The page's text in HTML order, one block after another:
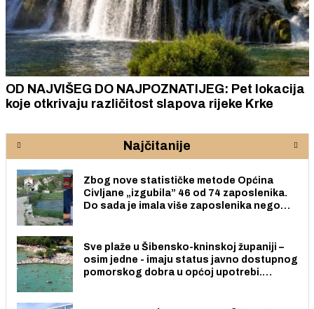
OD NAJVIŠEG DO NAJPOZNATIJEG: Pet lokacija
koje otkrivaju različitost slapova rijeke Krke
Najčitanije
Zbog nove statističke metode Općina
Civljane „izgubila” 46 od 74 zaposlenika.
Do sada je imala više zaposlenika nego
Sve plaže u Šibensko-kninskoj županiji –
osim jedne - imaju status javno dostupnog
pomorskog dobra u općoj upotrebi.